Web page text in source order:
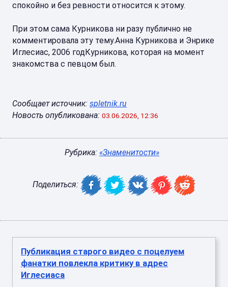
спокойно и без ревности относится к этому.
При этом сама Курникова ни разу публично не
комментировала эту тему.Анна Курникова и Энрике
Иглесиас, 2006 годКурникова, которая на момент
знакомства с певцом был.
Сообщает источник: spletnik.ru
Новость опубликована: 03.06.2026, 12:36
Рубрика: «Знаменитости»
Поделиться:
Публикация старого видео с поцелуем
фанатки повлекла критику в адрес
Иглесиаса